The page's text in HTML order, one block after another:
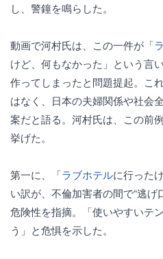
し、警鐘を鳴らした。
動画で河村氏は、この一件が「
けど、何もなかった」という言
作ってしまったと問題提起。こ
はなく、日本の夫婦関係や社会
案だと語る。河村氏は、この前
挙げた。
第一に、「ラブホテルに行った
い訳が、不倫加害者の間で“逃げ
危険性を指摘。「使いやすいテ
う」と危惧を示した。